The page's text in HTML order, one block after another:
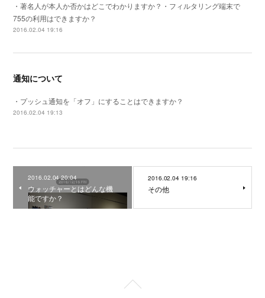
・著名人が本人か否かはどこでわかりますか？・フィルタリング端末で
755の利用はできますか？
2016.02.04 19:16
通知について
・プッシュ通知を「オフ」にすることはできますか？
2016.02.04 19:13
2016.02.04 20:04
ウォッチャーとはどんな機
能ですか？
2016.02.04 19:16
その他